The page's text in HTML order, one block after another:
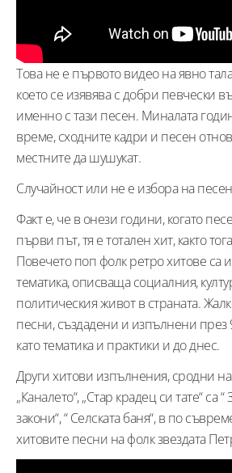
Това не е първото видео на явно
което се изявява с добри певчески
именно с тази песен. Миналата
време, сходните кадри и песен
местните да шушукат.
Случайност или не е избора на
Факт е, че в онези години, когато
първи път, тя е тотален хит, както
Повечето поп фолк ретро хитове са
тематика, описваща социалния,
политическия живот в страната.
песни, създадени и изпълнени през
като тематика и практики и до днес.
Други хитови изпълнения, сродни
„Каналето“, „Стар крадец си тате“ са
закони“, “ Селската баня“, в по
хитовите песни на фолк звездата